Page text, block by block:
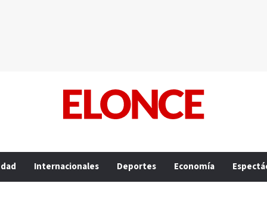
Internacionales Deportes Economía